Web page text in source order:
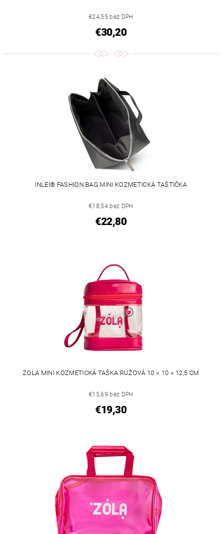
€24,55 bez DPH
€30,20
INLEI® FASHION BAG MINI KOZMETICKÁ TAŠTIČKA
€18,54 bez DPH
€22,80
ZOLA MINI KOZMETICKÁ TAŠKA RUŽOVÁ 10 × 10 × 12,5 CM
€15,69 bez DPH
€19,30